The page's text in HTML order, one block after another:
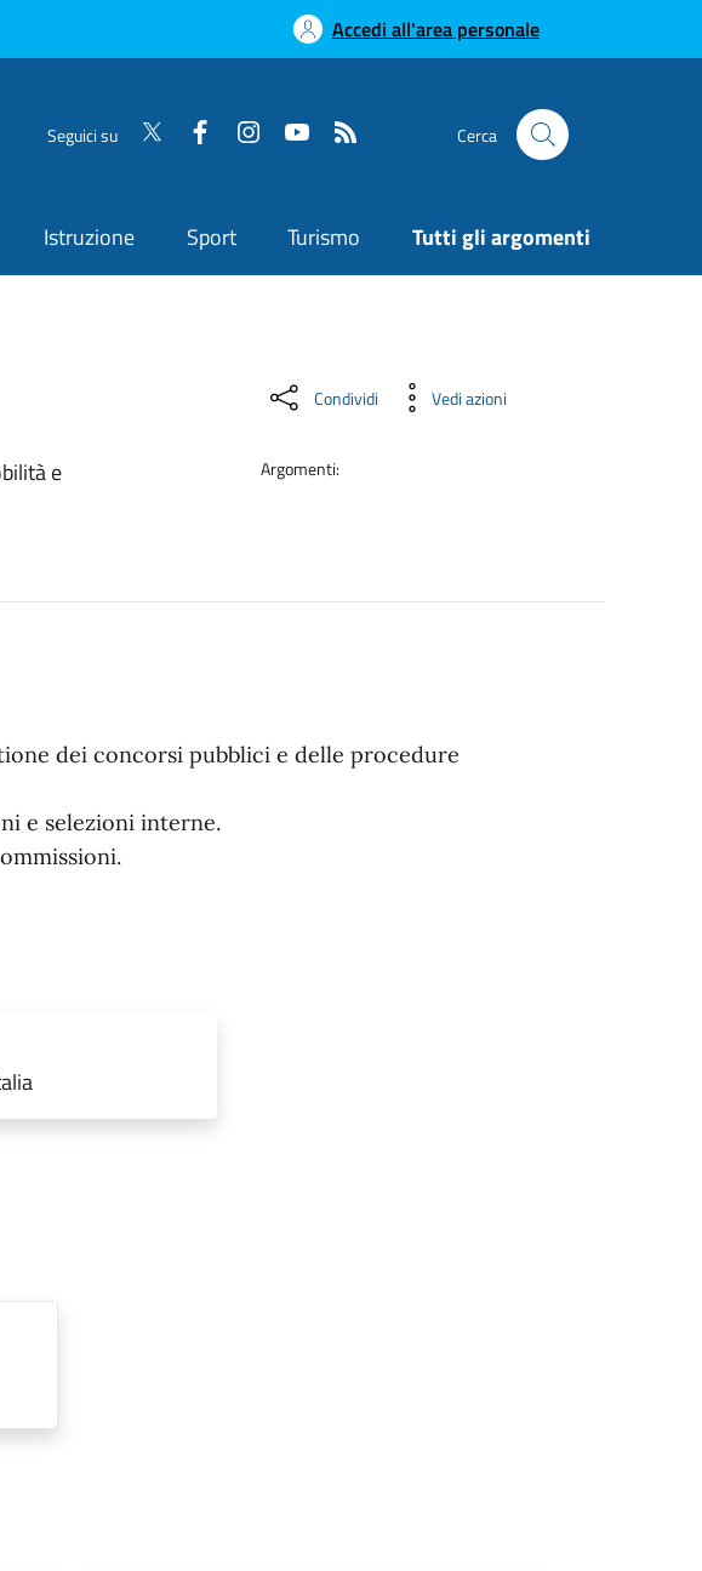
Accedi all'area personale
Seguici su Cerca
Istruzione Sport Turismo Tutti gli argomenti
e
Condividi Vedi azioni
Argomenti:
dei concorsi pubblici e delle procedure
e selezioni interne.